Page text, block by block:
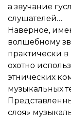
а звучание
слушателей…
Наверное,
волшебному
практически
охотно
этнических
музыкальных
слоя»